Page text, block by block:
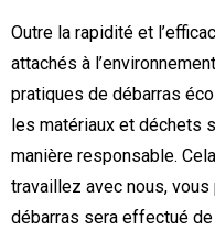
Outre la rapidité et
attachés à
pratiques de débarras
les matériaux et déchets
manière responsable.
travaillez avec nous,
débarras sera effectué